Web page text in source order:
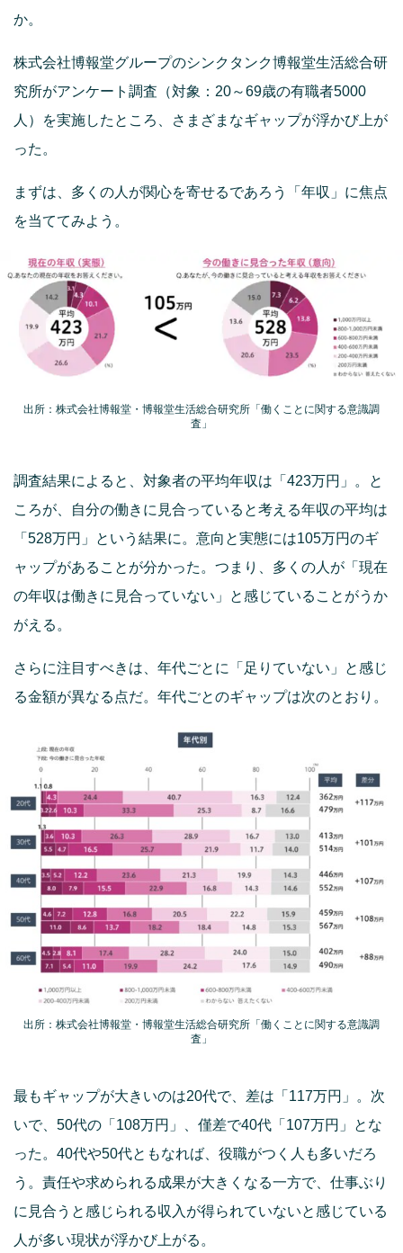
か。
株式会社博報堂グループのシンクタンク博報堂生活総合研
究所がアンケート調査（対象：20～69歳の有職者5000
人）を実施したところ、さまざまなギャップが浮かび上が
った。
まずは、多くの人が関心を寄せるであろう「年収」に焦点
を当ててみよう。
出所：株式会社博報堂・博報堂生活総合研究所「働くことに関する意識調
査」
調査結果によると、対象者の平均年収は「423万円」。と
ころが、自分の働きに見合っていると考える年収の平均は
「528万円」という結果に。意向と実態には105万円のギ
ャップがあることが分かった。つまり、多くの人が「現在
の年収は働きに見合っていない」と感じていることがうか
がえる。
さらに注目すべきは、年代ごとに「足りていない」と感じ
る金額が異なる点だ。年代ごとのギャップは次のとおり。
出所：株式会社博報堂・博報堂生活総合研究所「働くことに関する意識調
査」
最もギャップが大きいのは20代で、差は「117万円」。次
いで、50代の「108万円」、僅差で40代「107万円」とな
った。40代や50代ともなれば、役職がつく人も多いだろ
う。責任や求められる成果が大きくなる一方で、仕事ぶり
に見合うと感じられる収入が得られていないと感じている
人が多い現状が浮かび上がる。